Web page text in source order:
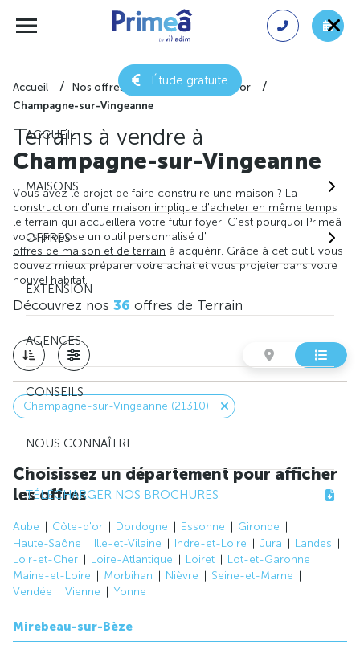
Étude gratuite
ACCUEIL
MAISONS
OFFRES
EXTENSION
AGENCES
CONSEILS
NOUS CONNAÎTRE
TÉLÉCHARGER NOS BROCHURES
Accueil Nos offres de terrain
Côte-d'or
Champagne-sur-Vingeanne
Terrains à vendre à
Champagne-sur-Vingeanne
Vous avez le projet de faire construire une maison ? La
construction d'une maison implique d'acheter en même temps
le terrain qui accueillera votre futur foyer. C'est pourquoi Primeâ
vous propose un outil personnalisé d'
offres de maison et de terrain à acquérir. Grâce à cet outil, vous
pouvez mieux préparer votre achat et vous projeter dans votre
nouvel habitat.
Découvrez nos 36 offres de Terrain
Champagne-sur-Vingeanne (21310)
Choisissez un département pour afficher
les offres
Aube Côte-d'or Dordogne Essonne
Gironde
Haute-Saône
Ille-et-Vilaine Indre-et-Loire Jura
Landes
Loir-et-Cher
Loire-Atlantique Loiret
Lot-et-Garonne
Maine-et-Loire
Morbihan Nièvre
Seine-et-Marne
Vendée
Vienne Yonne
Mirebeau-sur-Bèze